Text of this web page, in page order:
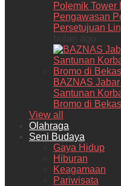
Polemik Tower
Pengawasan
Persetujuan
BAZNAS
Santunan
Bromo di
View all
Olahraga
Seni Budaya
Gaya Hidup
Hiburan
Keagamaan
Pariwisata